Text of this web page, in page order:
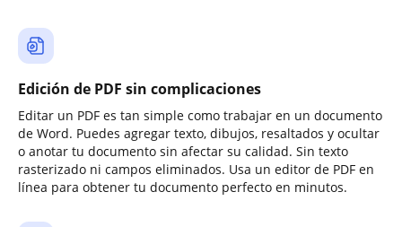
Edición de PDF sin complicaciones
Editar un PDF es tan simple como trabajar en un documento
de Word. Puedes agregar texto, dibujos, resaltados y ocultar
o anotar tu documento sin afectar su calidad. Sin texto
rasterizado ni campos eliminados. Usa un editor de PDF en
línea para obtener tu documento perfecto en minutos.